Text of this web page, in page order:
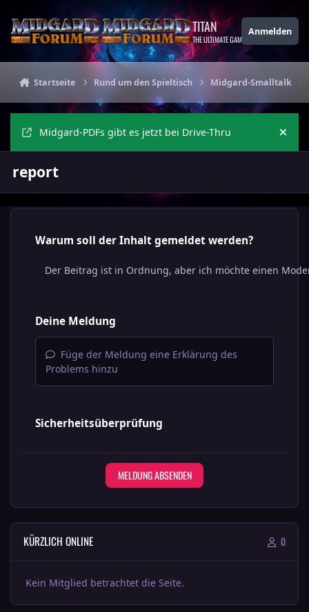
TITAN
THE ULTIMATE GAMING THEME
Anmelden
Startseite Rund um den Spieltisch Midgard-Smalltalk
Midgard-PDFs gibt es jetzt bei Drive-Thru
report
Warum soll der Inhalt gemeldet werden?
Deine Meldung
Füge der Meldung eine Erklärung des
Problems hinzu
Sicherheitsüberprüfung
MELDUNG ABSENDEN
KÜRZLICH ONLINE 0
Kein Mitglied betrachtet die Seite.